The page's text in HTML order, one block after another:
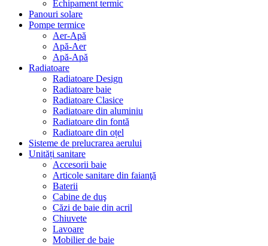
Echipament termic
Panouri solare
Pompe termice
Aer-Apă
Apă-Aer
Apă-Apă
Radiatoare
Radiatoare Design
Radiatoare baie
Radiatoare Clasice
Radiatoare din aluminiu
Radiatoare din fontă
Radiatoare din oțel
Sisteme de prelucrarea aerului
Unități sanitare
Accesorii baie
Articole sanitare din faianţă
Baterii
Cabine de duş
Căzi de baie din acril
Chiuvete
Lavoare
Mobilier de baie